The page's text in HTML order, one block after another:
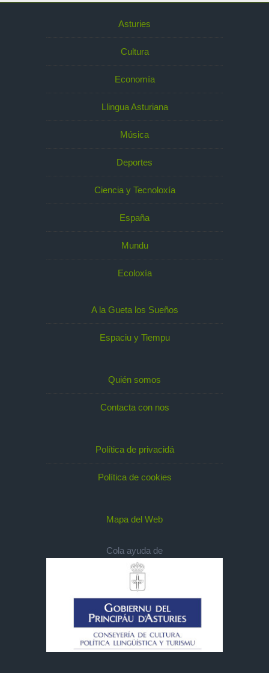
Asturies
Cultura
Economía
Llingua Asturiana
Música
Deportes
Ciencia y Tecnoloxía
España
Mundu
Ecoloxía
A la Gueta los Sueños
Espaciu y Tiempu
Quién somos
Contacta con nos
Política de privacidá
Política de cookies
Mapa del Web
Cola ayuda de